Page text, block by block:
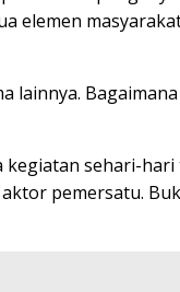
elemen
lainnya.
sehari-hari
pemersatu.